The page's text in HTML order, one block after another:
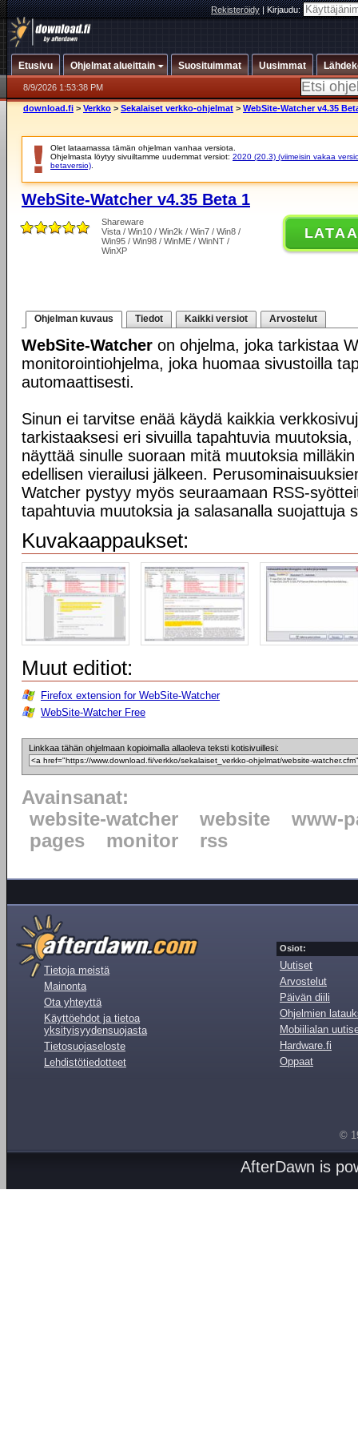
Rekisteröidy|Kirjaudu:
Etusivu Ohjelmat alueittain Suosituimmat Uusimmat
8/9/2026 1:53:38 PM
download.fi > Verkko > Sekalaiset verkko-ohjelmat > WebSite-Watcher v4.35
Olet lataamassa tämän ohjelman vanhaa versiota.
Ohjelmasta löytyy sivuiltamme uudemmat versiot: 2020 (20.3) (viimeisin vakaa
betaversio)
WebSite-Watcher v4.35 Beta 1
Shareware
Vista / Win10 / Win2k / Win7 / Win8 /
Win95 / Win98 / WinME / WinNT /
WinXP
LATAA
Ohjelman kuvaus Tiedot Kaikki versiot Arvostelut
WebSite-Watcher on ohjelma, joka tarkistaa
monitorointiohjelma, joka huomaa sivustoilla
automaattisesti.
Sinun ei tarvitse enää käydä kaikkia
tarkistaaksesi eri sivuilla tapahtuvia
näyttää sinulle suoraan mitä muutoksia
edellisen vierailusi jälkeen.
Watcher pystyy myös seuraamaan RSS-
tapahtuvia muutoksia ja salasanalla suojattuja
Kuvakaappaukset:
Muut editiot:
Firefox extension for WebSite-Watcher
WebSite-Watcher Free
Linkkaa tähän ohjelmaan kopioimalla allaoleva teksti kotisivuillesi:
Avainsanat:
website-watcher
website
www-
pages
monitor rss
Tietoja meistä
Mainonta
Ota yhteyttä
Käyttöehdot ja tietoa
yksityisyydensuojasta
Tietosuojaseloste
Lehdistötiedotteet
Osiot:
Uutiset
Arvostelut
Päivän diili
Ohjelmien
Mobiilialan
Hardware.fi
Oppaat
©
AfterDawn is